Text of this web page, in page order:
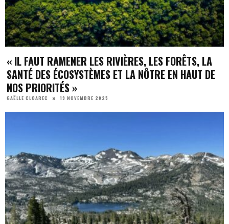
« IL FAUT RAMENER LES RIVIÈRES, LES FORÊTS, LA
SANTÉ DES ÉCOSYSTÈMES ET LA NÔTRE EN HAUT DE
NOS PRIORITÉS »
GAËLLE CLOAREC 19 NOVEMBRE 2025